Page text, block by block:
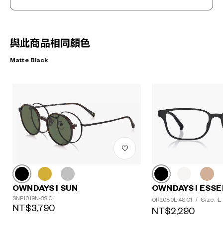
與此商品相同顏色
Matte Black
OWNDAYS | SUN
SNP1019N-3S C1
NT$3,790
OWNDAYS |
OR2080L-4S C1 / Size: L
NT$2,290